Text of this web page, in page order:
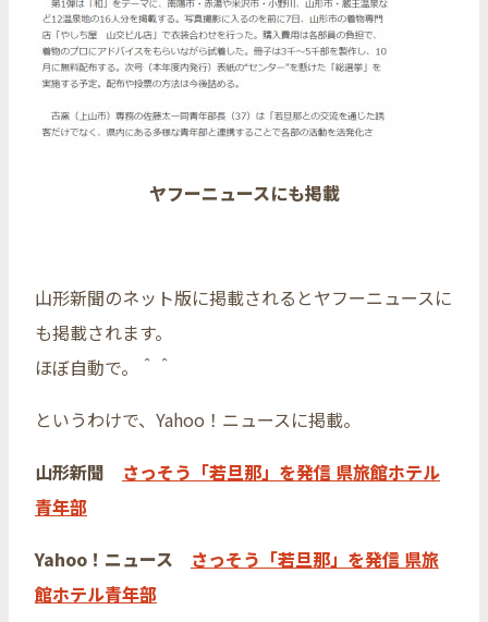
ヤフーニュースにも掲載
山形新聞のネット版に掲載されるとヤフーニュースに
も掲載されます。
ほぼ自動で。＾＾
というわけで、Yahoo！ニュースに掲載。
山形新聞 さっそう「若旦那」を発信 県旅館ホテル
青年部
Yahoo！ニュース さっそう「若旦那」を発信 県旅
館ホテル青年部